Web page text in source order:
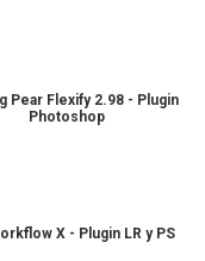
Pear Flexify 2.98 - Plugin
Photoshop
X - Plugin LR y PS